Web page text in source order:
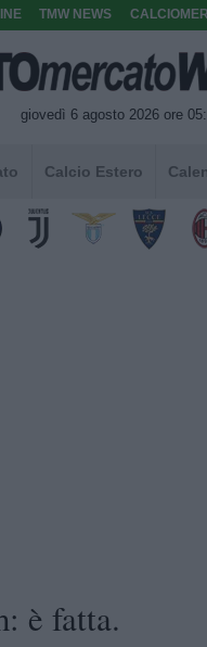
TMW NEWS
giovedì 6 agosto 2026 ore
Calcio Estero
è fatta.